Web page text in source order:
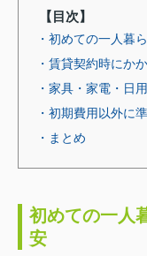
【目次】
・初めての一人暮
・賃貸契約時にか
・家具・家電・日
・初期費用以外に
・まとめ
初めての一人
安